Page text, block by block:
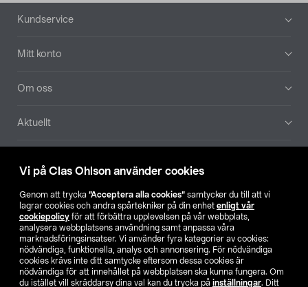
Vi på Clas Ohlson använder cookies
Genom att trycka ”Acceptera alla cookies” samtycker du till att vi
lagrar cookies och andra spårtekniker på din enhet enligt vår
cookiepolicy för att förbättra upplevelsen på vår webbplats,
analysera webbplatsens användning samt anpassa våra
marknadsföringsinsatser. Vi använder fyra kategorier av cookies:
nödvändiga, funktionella, analys och annonsering. För nödvändiga
cookies krävs inte ditt samtycke eftersom dessa cookies är
nödvändiga för att innehållet på webbplatsen ska kunna fungera. Om
du istället vill skräddarsy dina val kan du trycka på inställningar. Ditt
Sidfot
Kundservice
Mitt konto
Om oss
Aktuellt
Hitta butik
SE NO FI